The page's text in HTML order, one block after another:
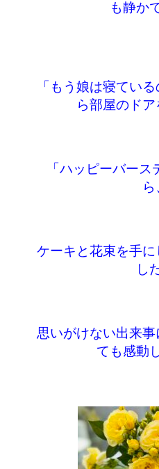
も静か
「もう娘は寝てい
ら部屋のド
「ハッピーバー
ら
ケーキと花束を手
し
思いがけない出来
ても感動